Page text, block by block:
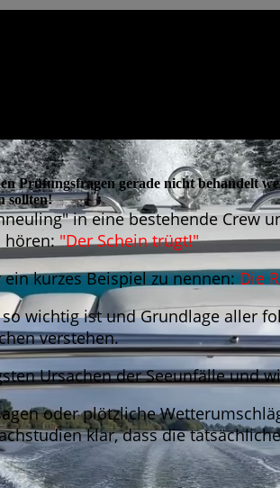
Prüfungsfragen gerade nicht behandelt
sollten!
in eine bestehende Crew
hören:"Der Schein trügt!"
kurzes Beispiel zu nennen:Die
wichtig ist und Grundlage aller
verstehen.
Ursachen der Seeunfälle und
oder plötzliche
klar, dass die